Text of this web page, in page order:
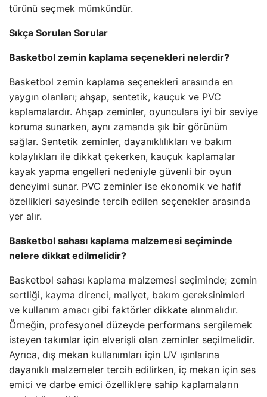
türünü seçmek mümkündür.
Sıkça Sorulan Sorular
Basketbol zemin kaplama seçenekleri nelerdir?
Basketbol zemin kaplama seçenekleri arasında en
yaygın olanları; ahşap, sentetik, kauçuk ve PVC
kaplamalardır. Ahşap zeminler, oyunculara iyi bir seviye
koruma sunarken, aynı zamanda şık bir görünüm
sağlar. Sentetik zeminler, dayanıklılıkları ve bakım
kolaylıkları ile dikkat çekerken, kauçuk kaplamalar
kayak yapma engelleri nedeniyle güvenli bir oyun
deneyimi sunar. PVC zeminler ise ekonomik ve hafif
özellikleri sayesinde tercih edilen seçenekler arasında
yer alır.
Basketbol sahası kaplama malzemesi seçiminde
nelere dikkat edilmelidir?
Basketbol sahası kaplama malzemesi seçiminde; zemin
sertliği, kayma direnci, maliyet, bakım gereksinimleri
ve kullanım amacı gibi faktörler dikkate alınmalıdır.
Örneğin, profesyonel düzeyde performans sergilemek
isteyen takımlar için elverişli olan zeminler seçilmelidir.
Ayrıca, dış mekan kullanımları için UV ışınlarına
dayanıklı malzemeler tercih edilirken, iç mekan için ses
emici ve darbe emici özelliklere sahip kaplamaların